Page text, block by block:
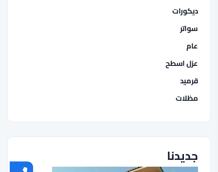
ديكورات
سواتر
عام
عزل اسطح
قرميد
مظلات
جديدنا